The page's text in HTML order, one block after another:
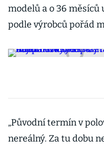
modelů a o 36 měsíců
podle výrobců pořád
„Původní termín v
nereálný. Za tu dobu